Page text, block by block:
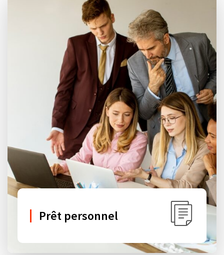
Prêt personnel